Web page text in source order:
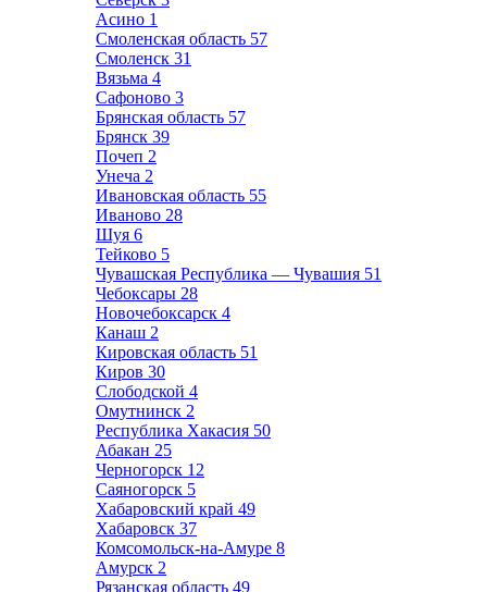
Асино 1
Смоленская область 57
Смоленск 31
Вязьма 4
Сафоново 3
Брянская область 57
Брянск 39
Почеп 2
Унеча 2
Ивановская область 55
Иваново 28
Шуя 6
Тейково 5
Чувашская Республика — Чувашия 51
Чебоксары 28
Новочебоксарск 4
Канаш 2
Кировская область 51
Киров 30
Слободской 4
Омутнинск 2
Республика Хакасия 50
Абакан 25
Черногорск 12
Саяногорск 5
Хабаровский край 49
Хабаровск 37
Комсомольск-на-Амуре 8
Амурск 2
Рязанская область 49